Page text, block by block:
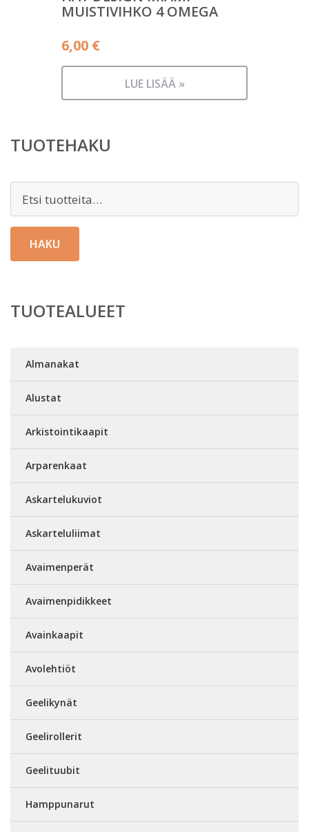
MUISTIVIHKO 4 OMEGA
6,00 €
LUE LISÄÄ »
TUOTEHAKU
HAKU
TUOTEALUEET
Almanakat
Alustat
Arkistointikaapit
Arparenkaat
Askartelukuviot
Askarteluliimat
Avaimenperät
Avaimenpidikkeet
Avainkaapit
Avolehtiöt
Geelikynät
Geelirollerit
Geelituubit
Hamppunarut